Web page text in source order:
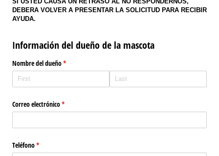
DEBERA VOLVER A PRESENTAR LA SOLICITUD PARA RECIBIR
AYUDA.
Información del dueño de la mascota
Nombre del dueño*
(required)
Correo electrónico*
(required)
Teléfono*
(required)